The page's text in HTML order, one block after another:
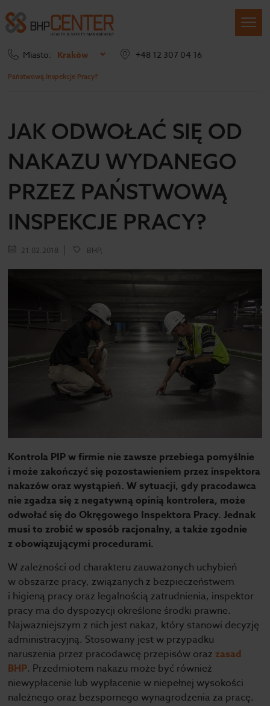
Miasto: Kraków +48 12 307 04 16
Państwową Inspekcje Pracy?
JAK ODWOŁAĆ SIĘ OD
NAKAZU WYDANEGO
PRZEZ PAŃSTWOWĄ
INSPEKCJE PRACY?
21.02.2018 BHP,
Kontrola PIP w firmie nie zawsze przebiega pomyślnie
i może zakończyć się pozostawieniem przez inspektora
nakazów oraz wystąpień. W sytuacji, gdy pracodawca
nie zgadza się z negatywną opinią kontrolera, może
odwołać się do Okręgowego Inspektora Pracy. Jednak
musi to zrobić w sposób racjonalny, a także zgodnie
z obowiązującymi procedurami.
W zależności od charakteru zauważonych uchybień
w obszarze pracy, związanych z bezpieczeństwem
i higieną pracy oraz legalnością zatrudnienia, inspektor
pracy ma do dyspozycji określone środki prawne.
Najważniejszym z nich jest nakaz, który stanowi decyzję
administracyjną. Stosowany jest w przypadku
naruszenia przez pracodawcę przepisów orazzasad
BHP. Przedmiotem nakazu może być również
niewypłacenie lub wypłacenie w niepełnej wysokości
należnego oraz bezspornego wynagrodzenia za pracę.